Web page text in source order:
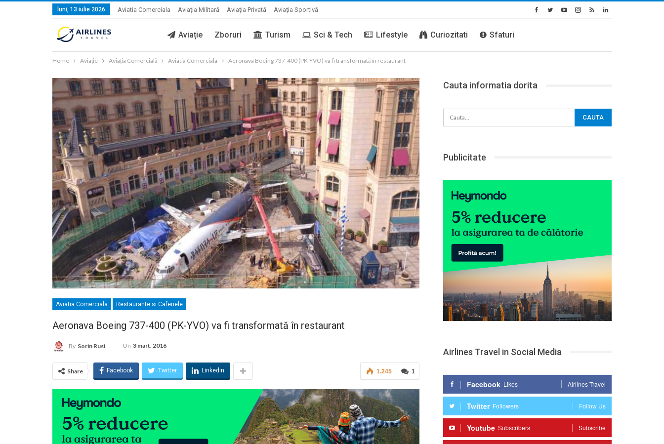
luni, 13 iulie 2026 Aviatia Comerciala Aviația Militară Aviația Privată Aviația Sportivă
Aviație Zboruri Turism Sci & Tech Lifestyle Curiozitati Sfaturi
Home Aviație Aviația Comercială Aviatia Comerciala Aeronava Boeing 737-400 (PK-YVO) va fi transformată în restaurant
Aviatia Comerciala Restaurante si Cafenele
Aeronava Boeing 737-400 (PK-YVO) va fi transformată în restaurant
By Sorin Rusi On 3 mart. 2016
1
1.245
Share Facebook Twitter Linkedin
Cauta informatia dorita
Publicitate
Airlines Travel in Social Media
Facebook Likes Airlines Travel
Twitter Followers Follow Us
Youtube Subscribers Subscribe